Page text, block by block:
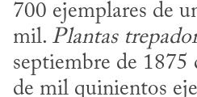
700 ejemplares de
mil. Plantas
septiembre de 1875
de mil quinientos